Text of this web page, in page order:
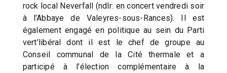
rock local Neverfall (ndlr: en concert vendredi soir
à l’Abbaye de Valeyres-sous-Rances). Il est
également engagé en politique au sein du Parti
vert’libéral dont il est le chef de groupe au
Conseil communal de la Cité thermale et a
participé à l’élection complémentaire à la